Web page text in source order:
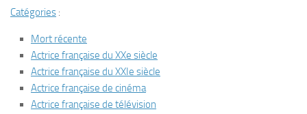
Catégories :
Mort récente
Actrice française du XXe siècle
Actrice française du XXIe siècle
Actrice française de cinéma
Actrice française de télévision